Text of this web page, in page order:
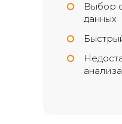
Выбор
данных
анализа